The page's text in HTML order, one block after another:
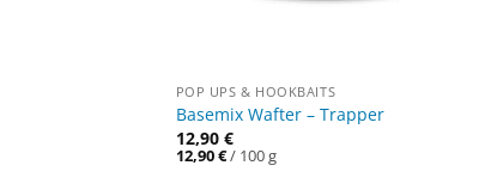
POP UPS & HOOKBAITS
Basemix Wafter – Trapper
12,90 €
12,90€/ 100g